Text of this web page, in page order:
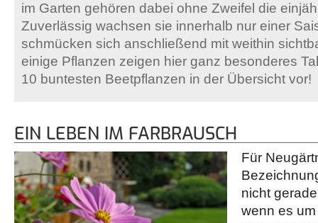
im Garten gehören dabei ohne Zweifel die
Zuverlässig wachsen sie innerhalb nur einer
schmücken sich anschließend mit weithin
einige Pflanzen zeigen hier ganz besonderes
10 buntesten Beetpflanzen in der Übersicht vor!
EIN LEBEN IM FARBRAUSCH
Für
nicht
wenn es